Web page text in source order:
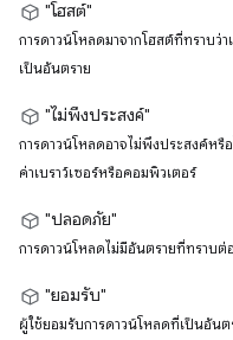
"โฮสต์"
การดาวน์โหลดมาจากโฮสต์ที่ทราบ
เป็นอันตราย
"ไม่พึงประสงค์"
การดาวน์โหลดอาจไม่พึงประสงค์หรื
ค่าเบราว์เซอร์หรือคอมพิวเตอร์
"ปลอดภัย"
การดาวน์โหลดไม่มีอันตรายที่ทราบ
"ยอมรับ"
ผู้ใช้ยอมรับการดาวน์โหลดที่เป็นอันต